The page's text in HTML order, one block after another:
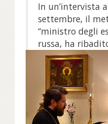
In un’intervista
settembre, il
“ministro degli
russa, ha
“autocefala”
Ma, in ottobre,
riconosciuta
patriarca russo
tagliato la
anche con lui.